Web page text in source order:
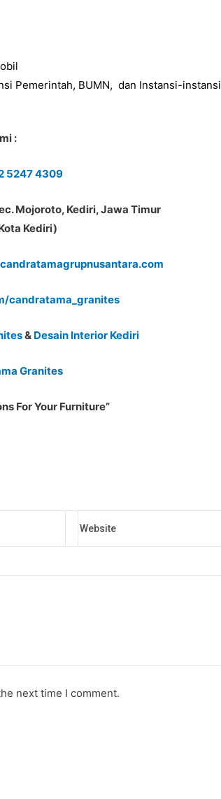
Pemerintah, BUMN, dan Instansi-instansi
:
5247 4309
Mojoroto, Kediri, Jawa Timur
Kediri)
candratama_granites
& Desain Interior Kediri
Granites
For Your Furniture”
next time I comment.